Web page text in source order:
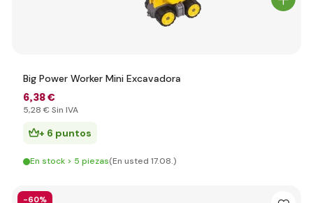
Big Power Worker Mini Excavadora
6,38 €
5,28 € Sin IVA
+ 6 puntos
En stock > 5 piezas(En usted 17.08.)
-60%